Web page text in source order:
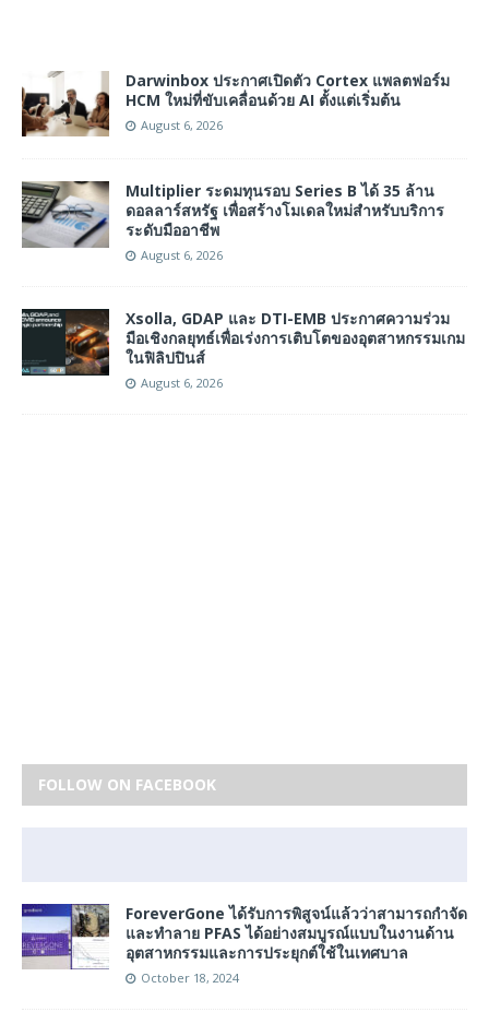
Darwinbox ประกาศเปิดตัว Cortex แพลตฟอร์ม
HCM ใหม่ที่ขับเคลื่อนด้วย AI ตั้งแต่เริ่มต้น
August 6, 2026
Multiplier ระดมทุนรอบ Series B ได้ 35 ล้าน
ดอลลาร์สหรัฐ เพื่อสร้างโมเดลใหม่สำหรับบริการ
ระดับมืออาชีพ
August 6, 2026
Xsolla, GDAP และ DTI-EMB ประกาศความร่วม
มือเชิงกลยุทธ์เพื่อเร่งการเติบโตของอุตสาหกรรมเกม
ในฟิลิปปินส์
August 6, 2026
FOLLOW ON FACEBOOK
ForeverGone ได้รับการพิสูจน์แล้วว่าสามารถกำจัด
และทำลาย PFAS ได้อย่างสมบูรณ์แบบในงานด้าน
อุตสาหกรรมและการประยุกต์ใช้ในเทศบาล
October 18, 2024